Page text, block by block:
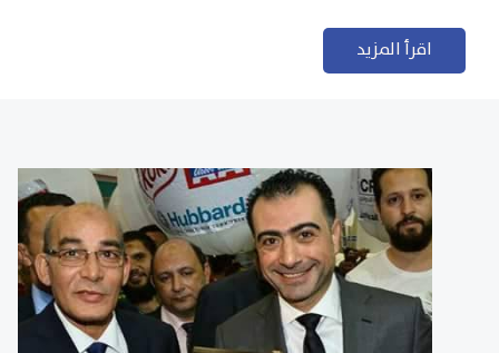
اقرأ المزيد